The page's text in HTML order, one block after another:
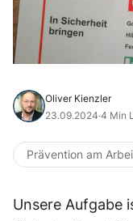
Oliver Kienzler
23.09.2024·4 Min
Prävention am
Unsere Aufgabe